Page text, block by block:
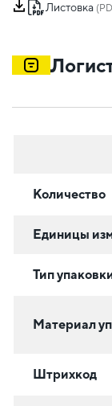
Листовка
Количество
Единицы
Тип
Материал
Штрихкод